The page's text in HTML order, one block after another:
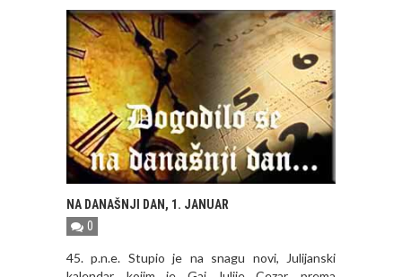
NA DANAŠNJI DAN, 1. JANUAR
0
45. p.n.e. Stupio je na snagu novi, Julijanski